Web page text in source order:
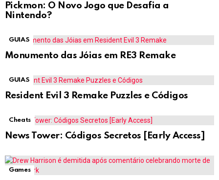
Pickmon: O Novo Jogo que Desafia a
Nintendo?
GUIAS
Monumento das Jóias em RE3 Remake
GUIAS
Resident Evil 3 Remake Puzzles e Códigos
Cheats
News Tower: Códigos Secretos [Early Access]
Games